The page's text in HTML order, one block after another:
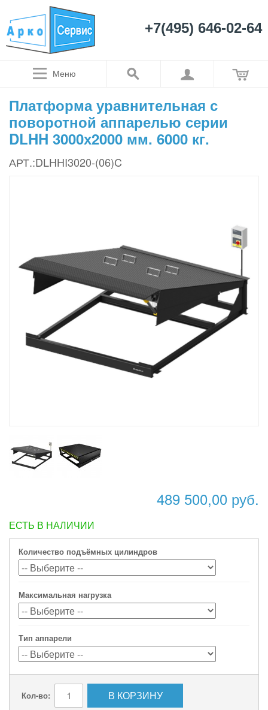
+7(495) 646-02-64
Меню
Платформа уравнительная с
поворотной аппарелью серии
DLHH 3000х2000 мм. 6000 кг.
АРТ.:DLHHI3020-(06)C
489 500,00 руб.
ЕСТЬ В НАЛИЧИИ
Количество подъёмных цилиндров
Максимальная нагрузка
Тип аппарели
Кол-во: В КОРЗИНУ